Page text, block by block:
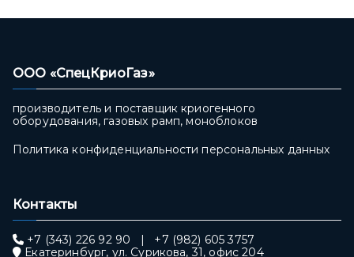
ООО «СпецКриоГаз»
производитель и поставщик криогенного
оборудования, газовых рамп, моноблоков
Политика конфиденциальности персональных данных
Контакты
+7 (343) 226 92 90
+7 (982) 605 3757
Екатеринбург, ул. Сурикова, 31, офис 204